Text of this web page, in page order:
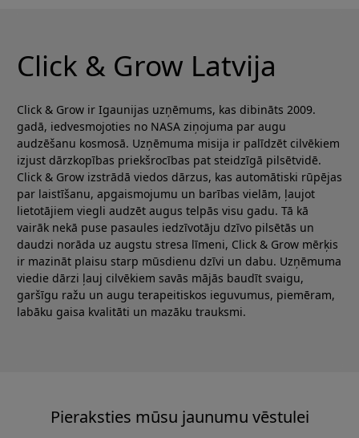
Click & Grow Latvija
Click & Grow ir Igaunijas uzņēmums, kas dibināts 2009.
gadā, iedvesmojoties no NASA ziņojuma par augu
audzēšanu kosmosā. Uzņēmuma misija ir palīdzēt cilvēkiem
izjust dārzkopības priekšrocības pat steidzīgā pilsētvidē.
Click & Grow izstrādā viedos dārzus, kas automātiski rūpējas
par laistīšanu, apgaismojumu un barības vielām, ļaujot
lietotājiem viegli audzēt augus telpās visu gadu. Tā kā
vairāk nekā puse pasaules iedzīvotāju dzīvo pilsētās un
daudzi norāda uz augstu stresa līmeni, Click & Grow mērķis
ir mazināt plaisu starp mūsdienu dzīvi un dabu. Uzņēmuma
viedie dārzi ļauj cilvēkiem savās mājās baudīt svaigu,
garšīgu ražu un augu terapeitiskos ieguvumus, piemēram,
labāku gaisa kvalitāti un mazāku trauksmi.
Pieraksties mūsu jaunumu vēstulei